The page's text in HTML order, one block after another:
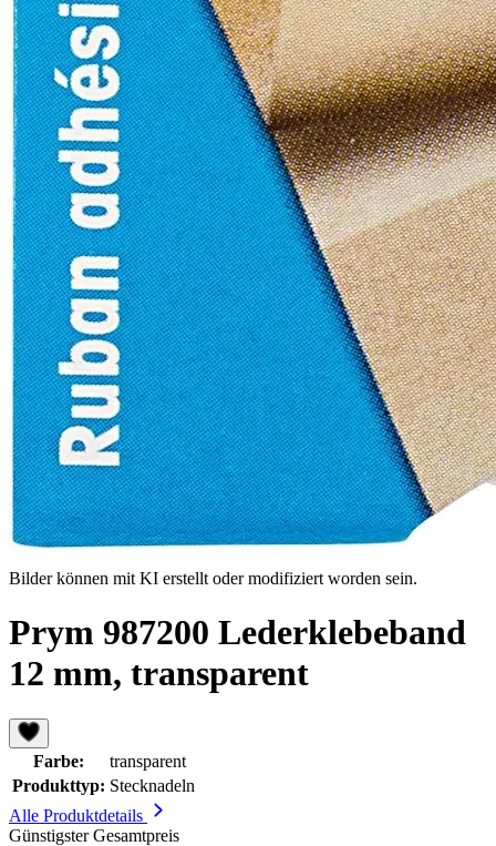
Bilder können mit KI erstellt oder modifiziert worden sein.
Prym 987200 Lederklebeband
12 mm, transparent
Farbe:
transparent
Produkttyp: Stecknadeln
Alle Produktdetails
Günstigster Gesamtpreis